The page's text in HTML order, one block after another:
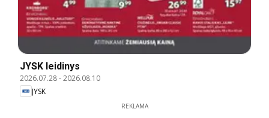
JYSK leidinys
2026.07.28-2026.08.10
JYSK
REKLAMA